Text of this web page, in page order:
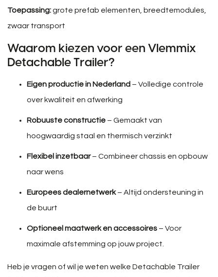
Toepassing:grote prefab elementen, breedtemodules,
zwaar transport
Waarom kiezen voor een Vlemmix
Detachable Trailer?
Eigen productie in Nederland – Volledige controle
over kwaliteit en afwerking
Robuuste constructie – Gemaakt van
hoogwaardig staal en thermisch verzinkt
Flexibel inzetbaar– Combineer chassis en opbouw
naar wens
Europees dealernetwerk– Altijd ondersteuning in
de buurt
Optioneel maatwerk en accessoires – Voor
maximale afstemming op jouw project.
Heb je vragen of wil je weten welke Detachable Trailer